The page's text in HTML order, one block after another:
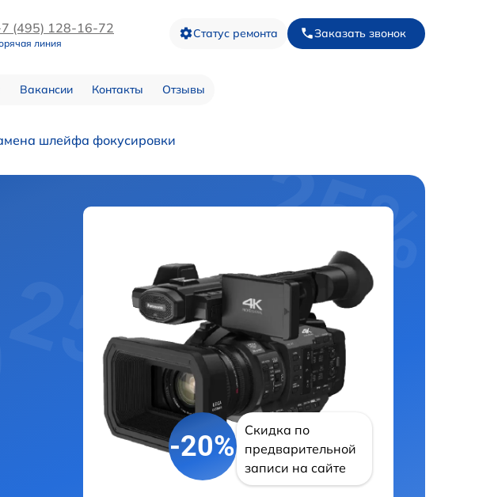
(495) 128-16-72
линия
Статус ремонта Заказать звонок
Вакансии Контакты Отзывы
шлейфа фокусировки
-20%
Скидка по
предварительной
записи на сайте